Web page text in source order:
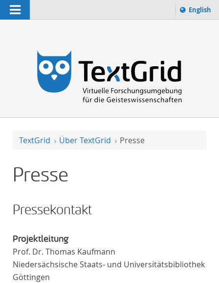
Navigation
zur Suche
Sprache
English
TextGrid Über TextGrid Presse
Presse
Pressekontakt
Projektleitung
Prof. Dr. Thomas Kaufmann
Niedersächsische Staats- und Universitätsbibliothek
Göttingen